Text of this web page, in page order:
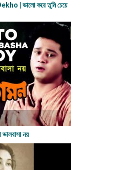
| ভালো করে তুমি চেয়ে
ন​য়